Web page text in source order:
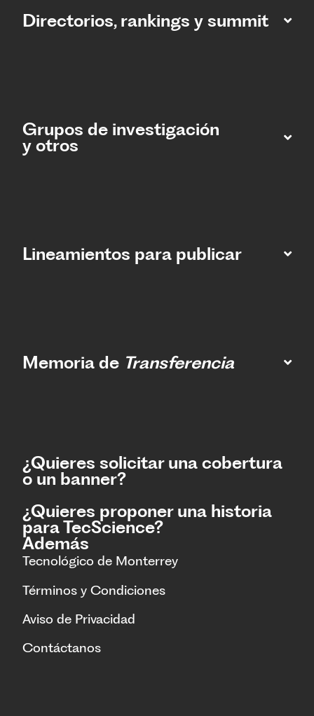
Directorios, rankings y summit
Grupos de investigación
y otros
Lineamientos para publicar
Memoria de Transferencia
¿Quieres solicitar una cobertura
o un banner?
¿Quieres proponer una historia
para TecScience?
Además
Tecnológico de Monterrey
Términos y Condiciones
Aviso de Privacidad
Contáctanos